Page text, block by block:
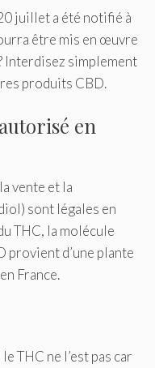
juillet a été notifié à
être mis en œuvre
Interdisez simplement
produits CBD.
en
vente et la
sont légales en
THC, la molécule
provient d’une plante
France.
THC ne l’est pas car